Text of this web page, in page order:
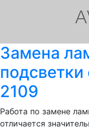
Замена
подсветки
2109
Работа по замене
отличается